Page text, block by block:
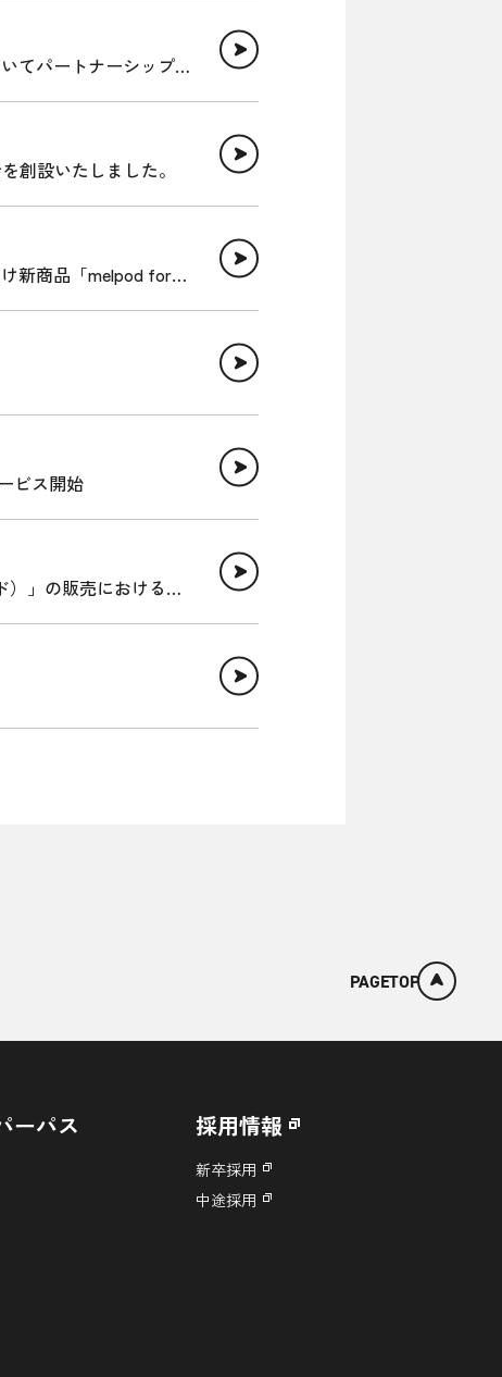
てパートナーシップを
創設いたしました。
新商品「melpod for
ビス開始
」の販売におけるパ
PAGETOP
ーパス 採用情報
新卒採用
中途採用